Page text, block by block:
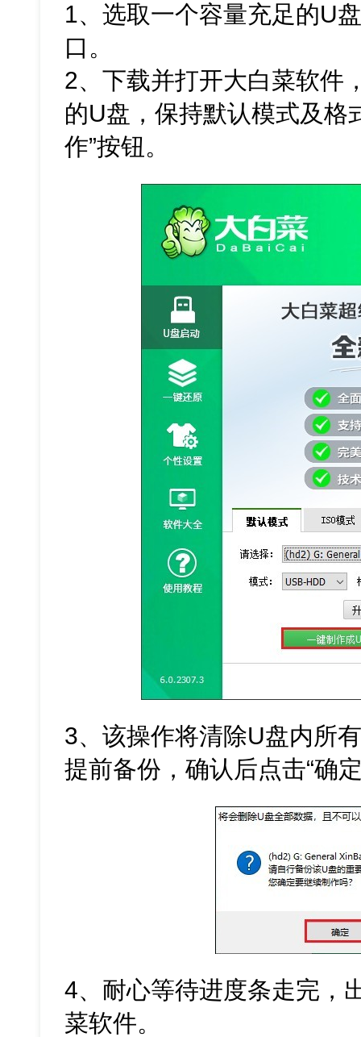
1、选取一个容量充足的U
口。
2、下载并打开大白菜软件
的U盘，保持默认模式及格
作”按钮。
3、该操作将清除U盘内所
提前备份，确认后点击“确
4、耐心等待进度条走完，
菜软件。